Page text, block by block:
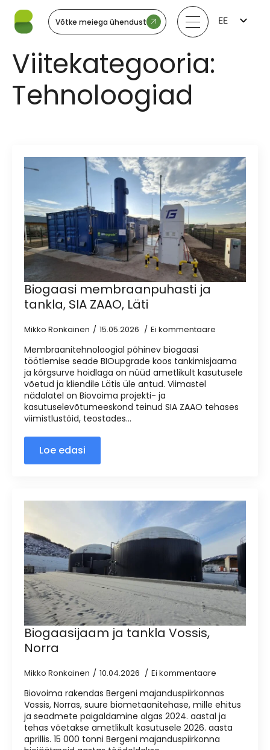
Võtke meiega ühendust
EE
Viitekategooria:
Tehnoloogiad
Biogaasi membraanpuhasti ja
tankla, SIA ZAAO, Läti
Mikko Ronkainen 15.05.2026 Ei kommentaare
Membraanitehnoloogial põhinev biogaasi
töötlemise seade BIOupgrade koos tankimisjaama
ja kõrgsurve hoidlaga on nüüd ametlikult kasutusele
võetud ja kliendile Lätis üle antud. Viimastel
nädalatel on Biovoima projekti- ja
kasutuselevõtumeeskond teinud SIA ZAAO tehases
viimistlustöid, teostades...
Loe edasi
Biogaasijaam ja tankla Vossis,
Norra
Mikko Ronkainen 10.04.2026 Ei kommentaare
Biovoima rakendas Bergeni majanduspiirkonnas
Vossis, Norras, suure biometaanitehase, mille ehitus
ja seadmete paigaldamine algas 2024. aastal ja
tehas võetakse ametlikult kasutusele 2026. aasta
aprillis. 15 000 tonni Bergeni majanduspiirkonna